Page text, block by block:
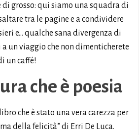
grosso: qui siamo una squadra di
tra le pagine e a condividere
e… qualche sana divergenza di
un viaggio che non dimenticherete
un caffé!
che è poesia
che è stato una vera carezza per
della felicità” di Erri De Luca.